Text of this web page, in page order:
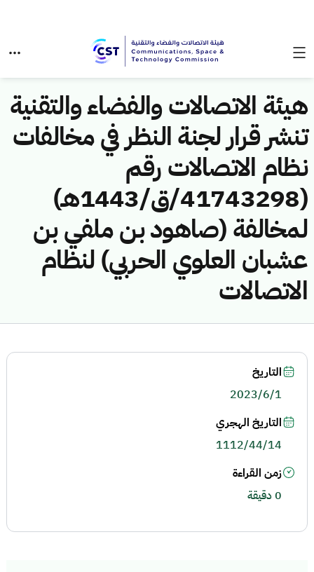
هيئة الاتصالات والفضاء والتقنية
تنشر قرار لجنة النظر في مخالفات
نظام الاتصالات رقم
(41743298/ق/1443هـ)
لمخالفة (صاهود بن ملفي بن
عشبان العلوي الحربي) لنظام
الاتصالات
التاريخ
2023/6/1
التاريخ الهجري
1112/44/14
زمن القراءة
0 دقيقة